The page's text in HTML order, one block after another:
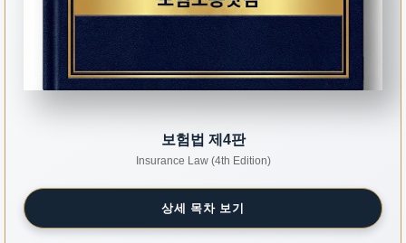
보험법 제4판
Insurance Law (4th Edition)
상세 목차 보기